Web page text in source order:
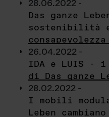
28.06.2022 -
Das ganze
sostenibilità
26.04.2022 -
IDA e LUIS - i
di Das ganze
28.02.2022 -
I mobili
Leben